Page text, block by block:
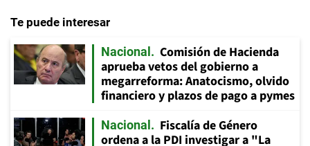
Te puede interesar
Nacional
Comisión de Hacienda
aprueba vetos del gobierno a
megarreforma: Anatocismo, olvido
financiero y plazos de pago a pymes
Nacional
Fiscalía de Género
ordena a la PDI investigar a "La